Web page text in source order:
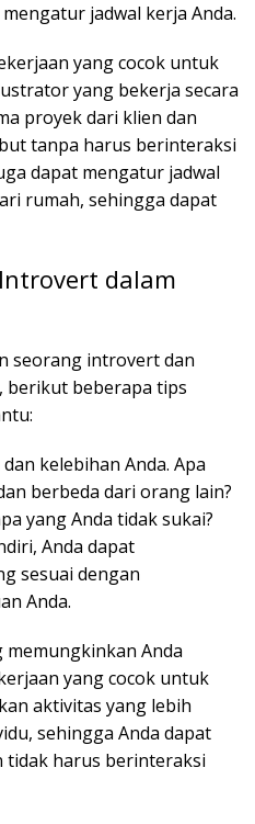
jadwal kerja Anda.
yang cocok untuk
yang bekerja secara
proyek dari klien dan
tanpa harus berinteraksi
dapat mengatur jadwal
rumah, sehingga dapat
dalam
seorang introvert dan
berikut beberapa tips
kelebihan Anda. Apa
berbeda dari orang lain?
yang Anda tidak sukai?
Anda dapat
sesuai dengan
Anda.
memungkinkan Anda
yang cocok untuk
aktivitas yang lebih
sehingga Anda dapat
tidak harus berinteraksi